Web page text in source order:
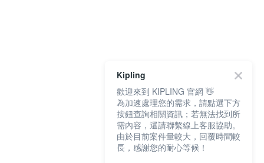
Kipling
歡迎來到 KIPLING 官網 👋
為加速處理您的需求，請點選下方
按鈕查詢相關資訊；若無法找到所
需內容，還請聯繫線上客服協助。
由於目前案件量較大，回覆時間較
長，感謝您的耐心等候！